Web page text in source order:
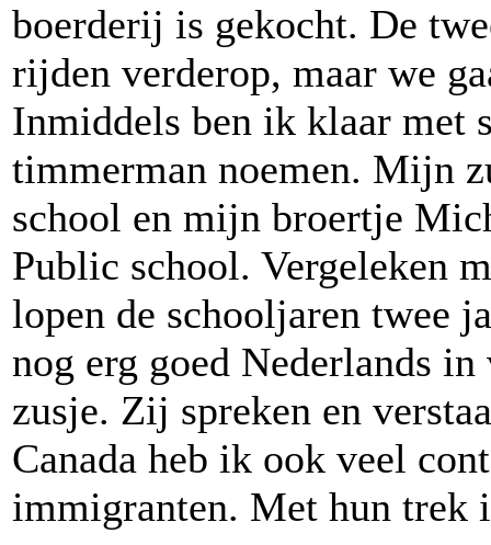
boerderij is gekocht. De
rijden verderop, maar we
Inmiddels ben ik klaar met
timmerman noemen. Mijn
school en mijn broertje
Public school. Vergeleken
lopen de schooljaren twee
nog erg goed Nederlands
zusje. Zij spreken en
Canada heb ik ook veel
immigranten. Met hun trek